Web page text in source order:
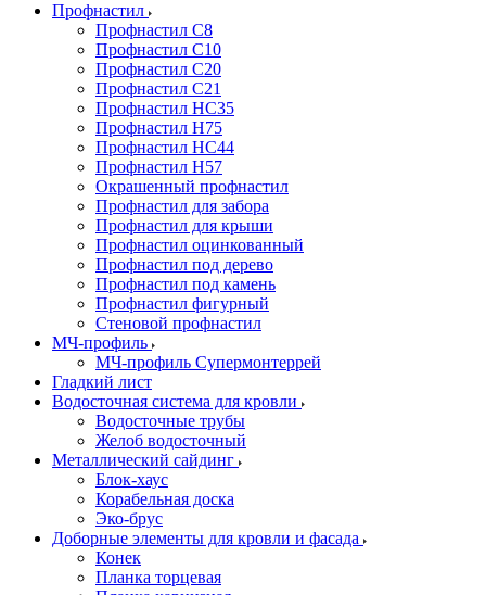
Профнастил
Профнастил С8
Профнастил С10
Профнастил С20
Профнастил С21
Профнастил НС35
Профнастил Н75
Профнастил HC44
Профнастил Н57
Окрашенный профнастил
Профнастил для забора
Профнастил для крыши
Профнастил оцинкованный
Профнастил под дерево
Профнастил под камень
Профнастил фигурный
Стеновой профнастил
МЧ-профиль
МЧ-профиль Супермонтеррей
Гладкий лист
Водосточная система для кровли
Водосточные трубы
Желоб водосточный
Металлический сайдинг
Блок-хаус
Корабельная доска
Эко-брус
Доборные элементы для кровли и фасада
Конек
Планка торцевая